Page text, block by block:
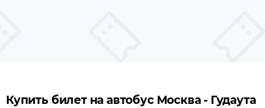
Купить билет на автобус Москва - Гудаута